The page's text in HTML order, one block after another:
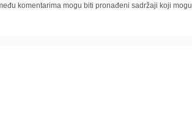
komentarima mogu biti pronađeni sadržaji koji mogu